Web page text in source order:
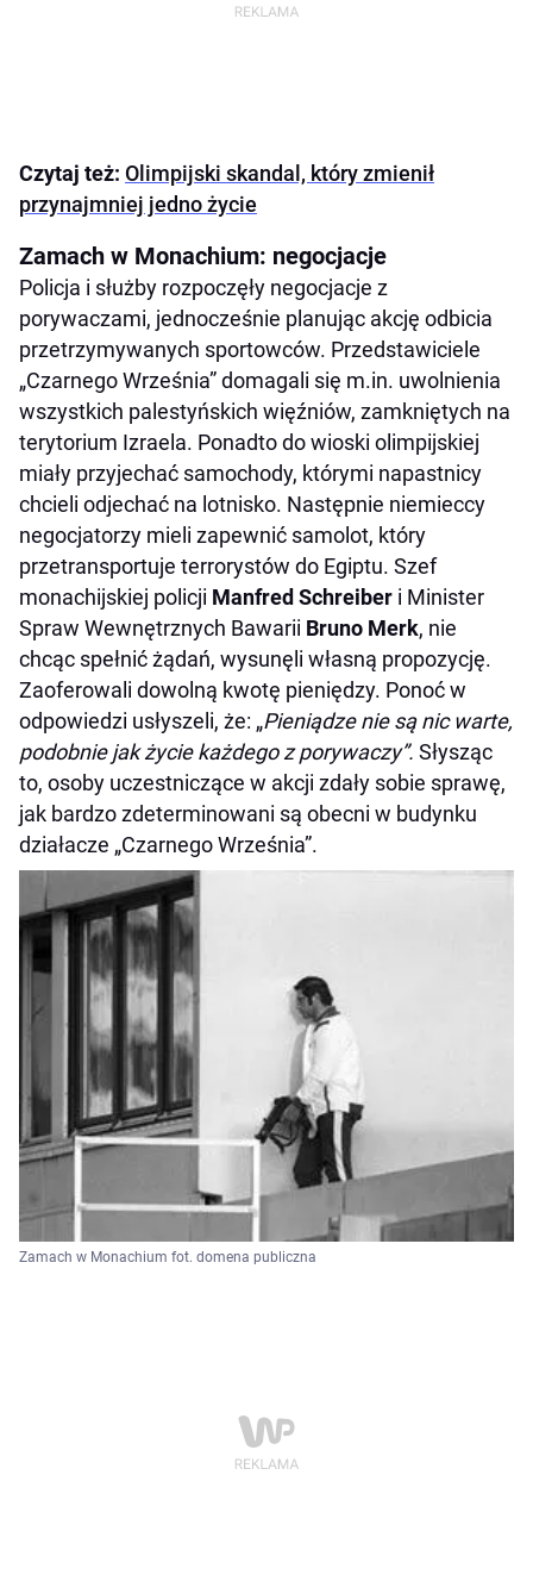
Czytaj też: Olimpijski skandal, który zmienił
przynajmniej jedno życie
Zamach w Monachium: negocjacje
Policja i służby rozpoczęły negocjacje z
porywaczami, jednocześnie planując akcję odbicia
przetrzymywanych sportowców. Przedstawiciele
„Czarnego Września” domagali się m.in. uwolnienia
wszystkich palestyńskich więźniów, zamkniętych na
terytorium Izraela. Ponadto do wioski olimpijskiej
miały przyjechać samochody, którymi napastnicy
chcieli odjechać na lotnisko. Następnie niemieccy
negocjatorzy mieli zapewnić samolot, który
przetransportuje terrorystów do Egiptu. Szef
monachijskiej policji Manfred Schreiber i Minister
Spraw Wewnętrznych Bawarii Bruno Merk, nie
chcąc spełnić żądań, wysunęli własną propozycję.
Zaoferowali dowolną kwotę pieniędzy. Ponoć w
odpowiedzi usłyszeli, że: „Pieniądze nie są nic warte,
podobnie jak życie każdego z porywaczy”. Słysząc
to, osoby uczestniczące w akcji zdały sobie sprawę,
jak bardzo zdeterminowani są obecni w budynku
działacze „Czarnego Września”.
Zamach w Monachium fot. domena publiczna